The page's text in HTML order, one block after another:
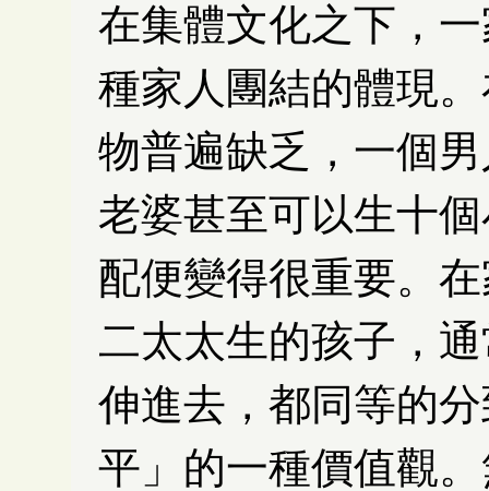
在集體文化之下，
種家人團結的體現
物普遍缺乏，一個
老婆甚至可以生十
配便變得很重要。
二太太生的孩子，
伸進去，都同等的
平」的一種價值觀